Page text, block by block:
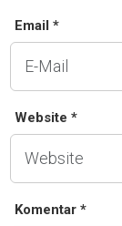
Email *
Website *
Komentar *